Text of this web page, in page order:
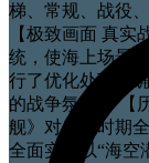
梯、常规、战役
【极致画面 真
统，使海上场景
行了优化处理，
的战争氛围。 【
舰》对二战时期
全面实现以“海空